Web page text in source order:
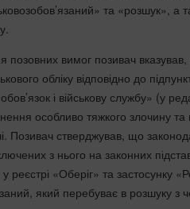
та «розшук»,
позовних вимог позивач
обліку відповідно до
і військову службу» (у
особливо тяжкого злочину
Позивач стверджував, що
з нього на законних
реєстрі «Оберіг» та застосунку
який перебуває в розшуку з